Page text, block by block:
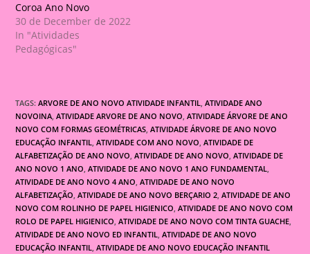
Coroa Ano Novo
30 de December de 2022
In "Atividades
Pedagógicas"
TAGS:ARVORE DE ANO NOVO ATIVIDADE INFANTIL, ATIVIDADE ANO
NOVOINA, ATIVIDADE ARVORE DE ANO NOVO, ATIVIDADE ÁRVORE DE ANO
NOVO COM FORMAS GEOMÉTRICAS, ATIVIDADE ÁRVORE DE ANO NOVO
EDUCAÇÃO INFANTIL, ATIVIDADE COM ANO NOVO, ATIVIDADE DE
ALFABETIZAÇÃO DE ANO NOVO, ATIVIDADE DE ANO NOVO, ATIVIDADE DE
ANO NOVO 1 ANO, ATIVIDADE DE ANO NOVO 1 ANO FUNDAMENTAL,
ATIVIDADE DE ANO NOVO 4 ANO, ATIVIDADE DE ANO NOVO
ALFABETIZAÇÃO, ATIVIDADE DE ANO NOVO BERÇARIO 2, ATIVIDADE DE ANO
NOVO COM ROLINHO DE PAPEL HIGIENICO, ATIVIDADE DE ANO NOVO COM
ROLO DE PAPEL HIGIENICO, ATIVIDADE DE ANO NOVO COM TINTA GUACHE,
ATIVIDADE DE ANO NOVO ED INFANTIL, ATIVIDADE DE ANO NOVO
EDUCAÇÃO INFANTIL, ATIVIDADE DE ANO NOVO EDUCAÇÃO INFANTIL